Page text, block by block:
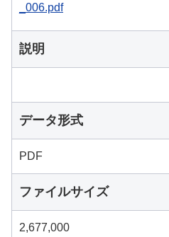
_006.pdf
説明
データ形式
PDF
ファイルサイズ
2,677,000